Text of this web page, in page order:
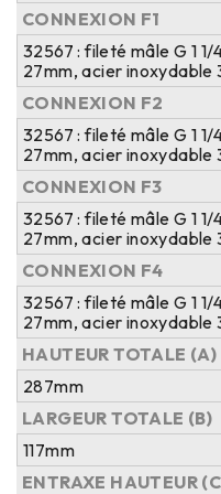
CONNEXION F1
32567 : fileté mâle G 1
27mm, acier inoxydable
CONNEXION F2
32567 : fileté mâle G 1
27mm, acier inoxydable
CONNEXION F3
32567 : fileté mâle G 1
27mm, acier inoxydable
CONNEXION F4
32567 : fileté mâle G 1
27mm, acier inoxydable
HAUTEUR TOTALE (A)
287mm
LARGEUR TOTALE (B)
117mm
ENTRAXE HAUTEUR